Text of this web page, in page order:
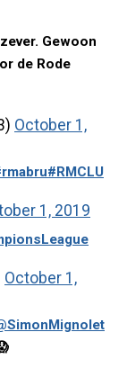
Gewoon
de Rode
October 1,
#RMCLU
1, 2019
October 1,